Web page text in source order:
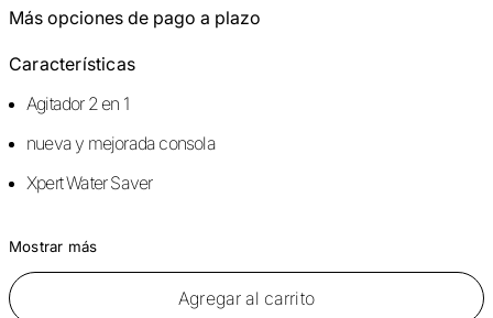
Más opciones de pago a plazo
Características
Agitador 2 en 1
nueva y mejorada consola
Xpert Water Saver
Mostrar más
Agregar al carrito